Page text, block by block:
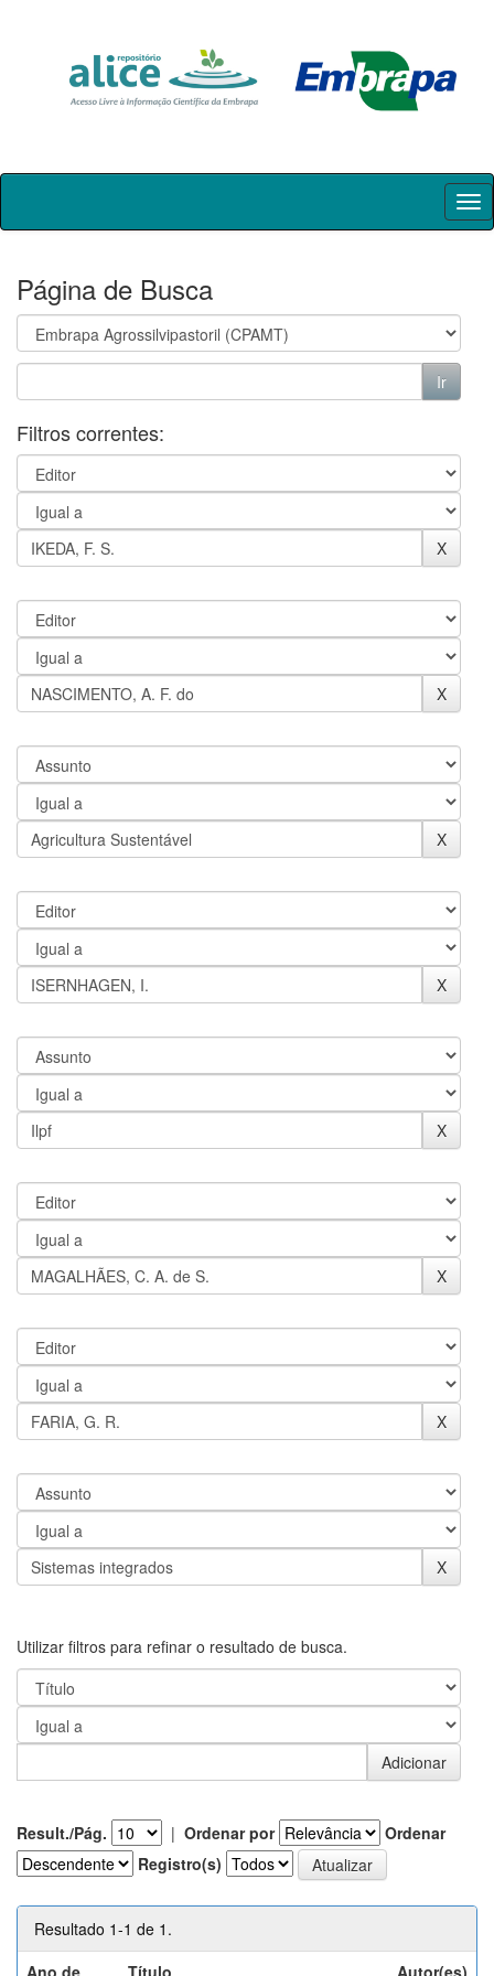
Skip
Página de Busca
Filtros correntes:
Utilizar filtros para refinar o resultado de busca.
Result./Pág. | Ordenar por
Ordenar
Registro(s)
Resultado 1-1 de 1.
Ano de
Título Autor(es)